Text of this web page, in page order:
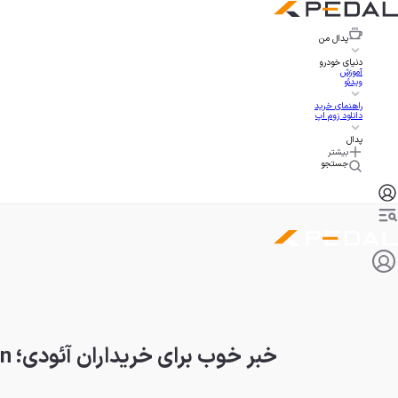
پدال من
دنیای خودرو
آموزش
ویدئو
راهنمای خرید
دانلود زوم اپ
پدال
بیشتر
جستجو
خبر خوب برای خریداران آئودی؛ Q5 e-tron پیش از موعد به دست مشتریان رسید